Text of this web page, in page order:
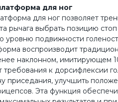
для ног
для ног позволяет
рычага выбрать позицию
уровню подвижности
воспроизводит
наклонном, имитирующем
требования к дорсифлексии
приседания, улучшить
Эта функция